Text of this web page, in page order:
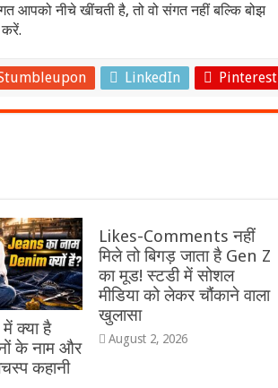
नीचे खींचती है, तो वो संगत नहीं बल्कि बोझ
LinkedIn Pinterest
क्या है
के नाम और
कहानी
Likes-Comments नहीं
मिले तो बिगड़ जाता है Gen Z
का मूड! स्टडी में सोशल
मीडिया को लेकर चौंकाने वाला
खुलासा
August 2, 2026